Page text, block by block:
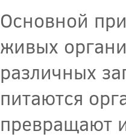
Основной
живых
различных
питаются
превращают